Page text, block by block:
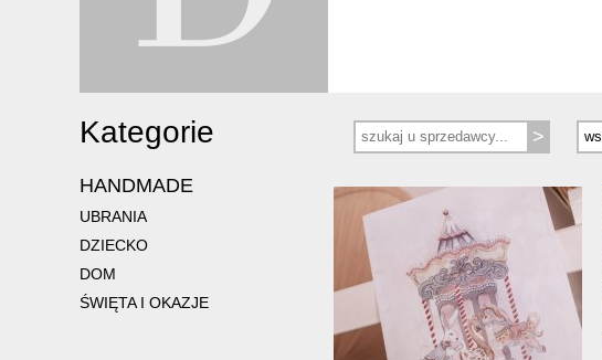
Kategorie
HANDMADE
UBRANIA
DZIECKO
DOM
ŚWIĘTA I OKAZJE